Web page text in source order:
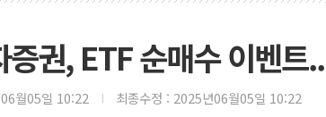
증권, ETF 순매수 이벤트
월05일 10:22 최종수정 : 2025년06월05일 10:22